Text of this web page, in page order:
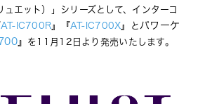
エット）」シリーズとして、インターコ
AT-IC700R』『AT-IC700X』とパワーケ
』 を11月12日より発売いたします。